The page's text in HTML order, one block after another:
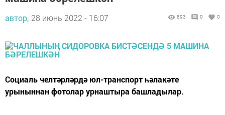
автор, 28 июнь 2022 - 16:07 893 0 0
Социаль челтәрләрдә юл-транспорт һәлакәте
урыныннан фотолар урнаштыра башладылар.